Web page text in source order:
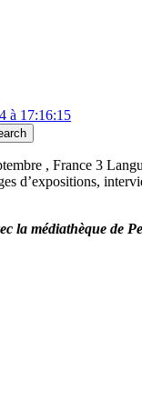
à 17:16:15
, France 3
d’expositions,
la médiathèque de